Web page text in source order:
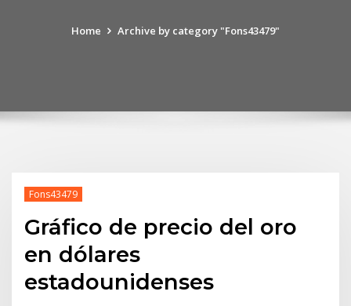
Home Archive by category "Fons43479"
Fons43479
Gráfico de precio del oro
en dólares
estadounidenses